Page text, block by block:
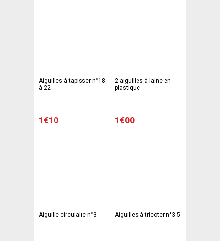
Aiguilles à tapisser n°18
à 22
1€10
2 aiguilles à laine en
plastique
1€00
Aiguille circulaire n°3 Aiguilles à tricoter n°3.5